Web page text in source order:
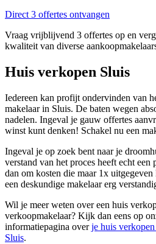
Direct 3 offertes ontvangen
Vraag vrijblijvend 3 offertes op en
kwaliteit van diverse
Huis verkopen Sluis
Iedereen kan profijt ondervinden van
makelaar in Sluis. De baten wegen
nadelen. Ingeval je gauw offertes
winst kunt denken! Schakel nu een
Ingeval je op zoek bent naar je
verstand van het proces heeft echt
dan om kosten die maar 1x
een deskundige makelaar erg
Wil je meer weten over een huis
verkoopmakelaar? Kijk dan eens op
informatiepagina overje huis
Sluis.